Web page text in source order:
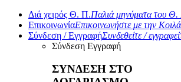
Διά χειρός Θ. Π.Παλιά μηνύματα του
ΕπικοινωνίαΕπικοινωνήστε με την
Σύνδεση / ΕγγραφήΣυνδεθείτε /
Σύνδεση Εγγραφή
ΣΥΝΔΕΣΗ ΣΤΟ